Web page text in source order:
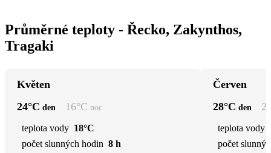
Průměrné teploty - Řecko, Zakynthos,
Tragaki
Květen
24°C den 16°C noc
teplota vody 18°C
počet slunných hodin 8 h
Červen
28°C den
teplota vody
počet